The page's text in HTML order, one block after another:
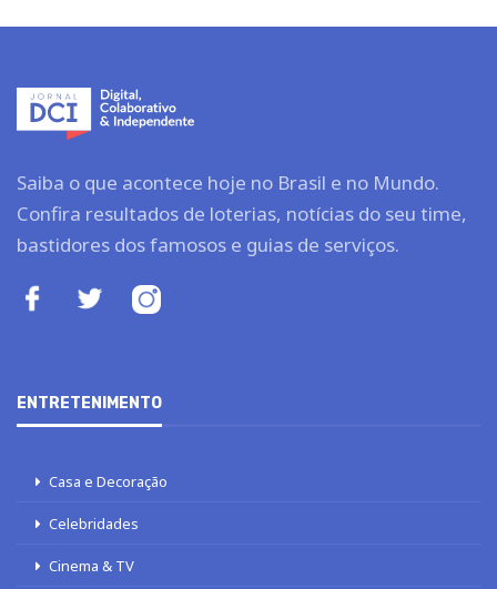
Saiba o que acontece hoje no Brasil e no Mundo.
Confira resultados de loterias, notícias do seu time,
bastidores dos famosos e guias de serviços.
ENTRETENIMENTO
Casa e Decoração
Celebridades
Cinema & TV